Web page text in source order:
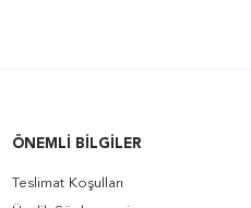
ÖNEMLI BILGILER
Teslimat Koşulları